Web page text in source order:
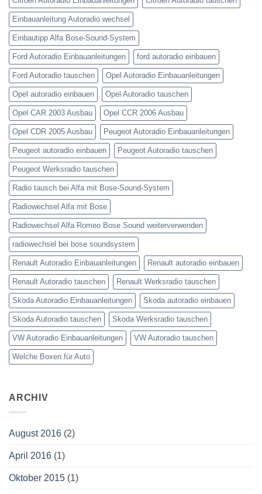
Einbauanleitung Autoradio wechsel
Einbautipp Alfa Bose-Sound-System
Ford Autoradio Einbauanleitungen ford autoradio einbauen
Ford Autoradio tauschen Opel Autoradio Einbauanleitungen
Opel autoradio einbauen Opel Autoradio tauschen
Opel CAR 2003 Ausbau Opel CCR 2006 Ausbau
Opel CDR 2005 Ausbau Peugeot Autoradio Einbauanleitungen
Peugeot autoradio einbauen Peugeot Autoradio tauschen
Peugeot Werksradio tauschen
Radio tausch bei Alfa mit Bose-Sound-System
Radiowechsel Alfa mit Bose
Radiowechsel Alfa Romeo Bose Sound weiterverwenden
radiowechsel bei bose soundsystem‎
Renault Autoradio Einbauanleitungen Renault autoradio einbauen
Renault Autoradio tauschen Renault Werksradio tauschen
Skoda Autoradio Einbauanleitungen Skoda autoradio einbauen
Skoda Autoradio tauschen Skoda Werksradio tauschen
VW Autoradio Einbauanleitungen VW Autoradio tauschen
Welche Boxen für Auto
ARCHIV
August 2016 (2)
April 2016 (1)
Oktober 2015 (1)